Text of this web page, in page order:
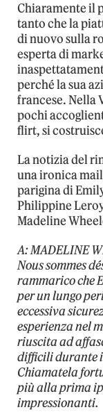
Chiaramente il
tanto che la
di nuovo sulla
esperta di
perché la sua
francese. Nella
pochi
flirt, si
La notizia del
una ironica
parigina di
Philippine
Madeline
A: MADELINE
Nous sommes
rammarico che
per un lungo
eccessiva
esperienza nel
riuscita ad
difficili durante
Chiamatela
più alla prima
impressionanti.